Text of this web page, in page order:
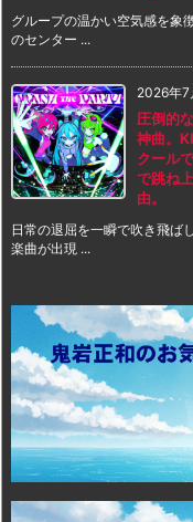
グループの温かい空気感を象
のセンター ...
2026年7
圧倒的
神曲。
クール
で跳ね
由。
日常の退屈を一瞬で吹き飛ば
楽曲が出現 ...